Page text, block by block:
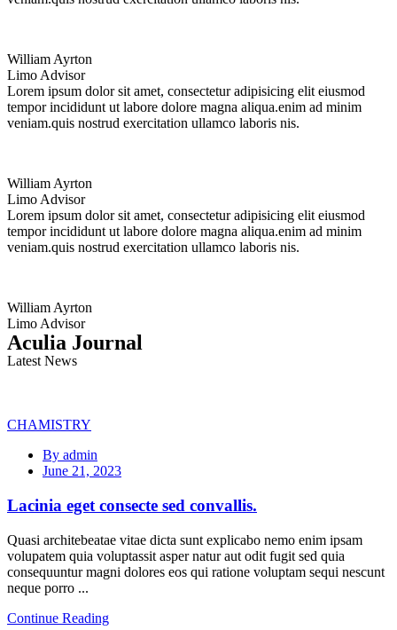
William Ayrton
Limo Advisor
Lorem ipsum dolor sit amet, consectetur adipisicing elit eiusmod
tempor incididunt ut labore dolore magna aliqua.enim ad minim
veniam.quis nostrud exercitation ullamco laboris nis.
William Ayrton
Limo Advisor
Lorem ipsum dolor sit amet, consectetur adipisicing elit eiusmod
tempor incididunt ut labore dolore magna aliqua.enim ad minim
veniam.quis nostrud exercitation ullamco laboris nis.
William Ayrton
Limo Advisor
Aculia Journal
Latest News
CHAMISTRY
By admin
June 21, 2023
Lacinia eget consecte sed convallis.
Quasi architebeatae vitae dicta sunt explicabo nemo enim ipsam
volupatem quia voluptassit asper natur aut odit fugit sed quia
consequuntur magni dolores eos qui ratione voluptam sequi nescunt
neque porro ...
Continue Reading